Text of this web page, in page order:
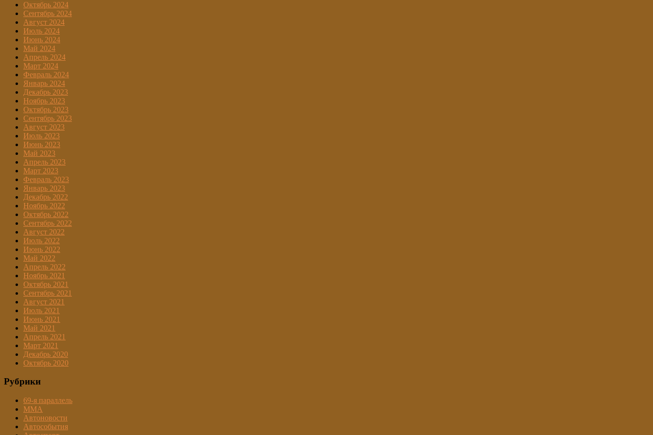
Октябрь 2024
Сентябрь 2024
Август 2024
Июль 2024
Июнь 2024
Май 2024
Апрель 2024
Март 2024
Февраль 2024
Январь 2024
Декабрь 2023
Ноябрь 2023
Октябрь 2023
Сентябрь 2023
Август 2023
Июль 2023
Июнь 2023
Май 2023
Апрель 2023
Март 2023
Февраль 2023
Январь 2023
Декабрь 2022
Ноябрь 2022
Октябрь 2022
Сентябрь 2022
Август 2022
Июль 2022
Июнь 2022
Май 2022
Апрель 2022
Ноябрь 2021
Октябрь 2021
Сентябрь 2021
Август 2021
Июль 2021
Июнь 2021
Май 2021
Апрель 2021
Март 2021
Декабрь 2020
Октябрь 2020
Рубрики
69-я параллель
MMA
Автоновости
Автособытия